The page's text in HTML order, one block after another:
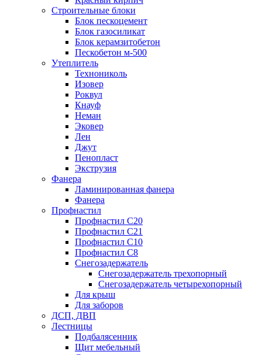
Строительные блоки
Блок пескоцемент
Блок газосиликат
Блок керамзитобетон
Пескобетон м-500
Утеплитель
Технониколь
Изовер
Роквул
Кнауф
Неман
Эковер
Лен
Джут
Пенопласт
Экструзия
Фанера
Ламинированная фанера
Фанера
Профнастил
Профнастил С20
Профнастил С21
Профнастил С10
Профнастил С8
Снегозадержатель
Снегозадержатель трехопорный
Снегозадержатель четырехопорный
Для крыш
Для заборов
ДСП, ДВП
Лестницы
Подбалясенник
Щит мебельный